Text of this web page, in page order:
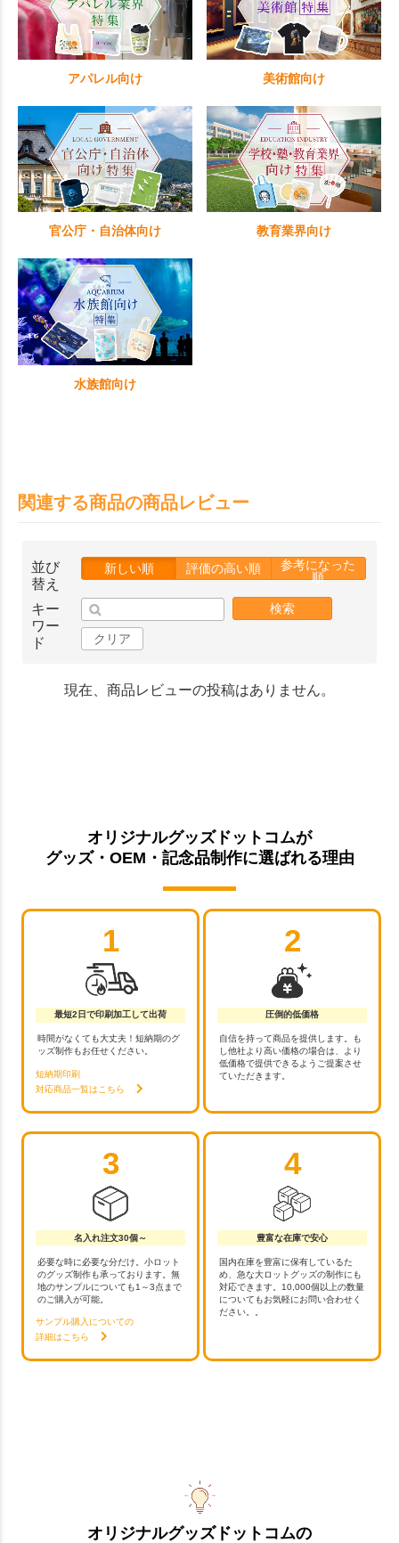
アパレル向け 美術館向け
官公庁・自治体向け 教育業界向け
水族館向け
関連する商品の商品レビュー
並び
替え
新しい順 評価の高い順
参考になった
順
キー
ワー
ド
検索
クリア
現在、商品レビューの投稿はありません。
オリジナルグッズドットコムが
グッズ・OEM・記念品制作に選ばれる理由
1
最短2日で印刷加工して出荷
時間がなくても大丈夫！短納期のグ
ッズ制作もお任せください。
短納期印刷
対応商品一覧はこちら
2
圧倒的低価格
自信を持って商品を提供します。も
し他社より高い価格の場合は、より
低価格で提供できるようご提案させ
ていただきます。
3
名入れ注文30個～
必要な時に必要な分だけ。小ロット
のグッズ制作も承っております。無
地のサンプルについても1～3点まで
のご購入が可能。
サンプル購入についての
詳細はこちら
4
豊富な在庫で安心
国内在庫を豊富に保有しているた
め、急な大ロットグッズの制作にも
対応できます。10,000個以上の数量
についてもお気軽にお問い合わせく
ださい。。
オリジナルグッズドットコムの